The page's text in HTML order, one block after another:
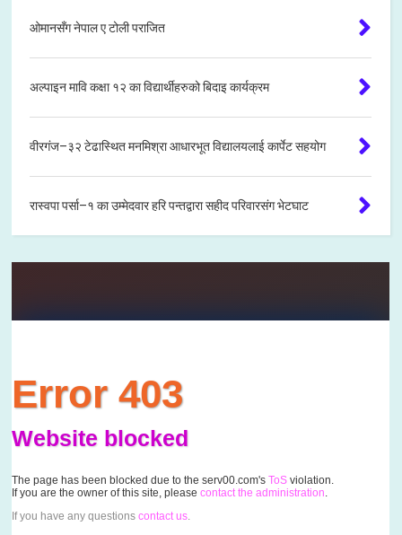
ओमानसँग नेपाल ए टोली पराजित
अल्पाइन मावि कक्षा १२ का विद्यार्थीहरुको बिदाइ कार्यक्रम
वीरगंज–३२ टेढास्थित मनमिश्रा आधारभूत विद्यालयलाई कार्पेट सहयोग
रास्वपा पर्सा–१ का उम्मेदवार हरि पन्तद्वारा सहीद परिवारसंग भेटघाट